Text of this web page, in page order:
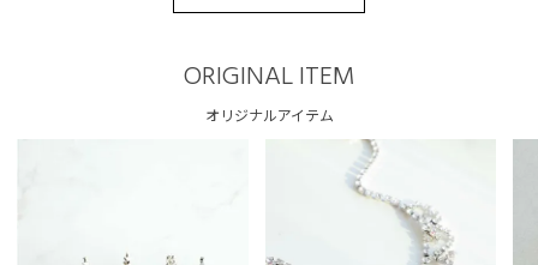
ORIGINAL ITEM
オリジナルアイテム